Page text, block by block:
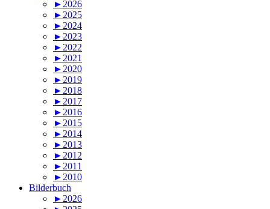
►2026
►2025
►2024
►2023
►2022
►2021
►2020
►2019
►2018
►2017
►2016
►2015
►2014
►2013
►2012
►2011
►2010
Bilderbuch
►2026